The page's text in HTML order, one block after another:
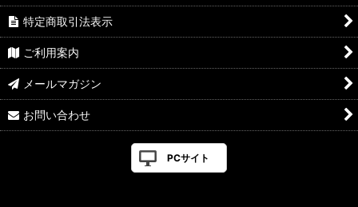
特定商取引法表示
ご利用案内
メールマガジン
お問い合わせ
PCサイト